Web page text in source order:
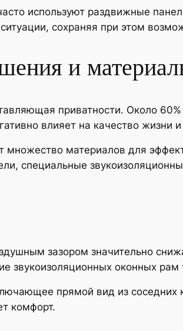
используют раздвижные
сохраняя при этом
и
приватности. Около
влияет на качество жизни
материалов для
специальные
зазором значительно
звукоизоляционных оконных
прямой вид из соседних
комфорт.